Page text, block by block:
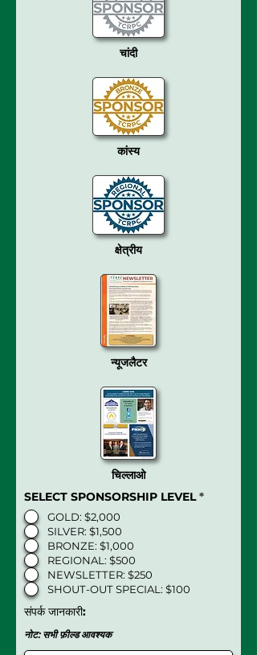
चांदी
कांस्य
क्षेत्रीय
न्यूजलैटर
चिल्लाओ
SELECT SPONSORSHIP LEVEL *
GOLD: $2,000
SILVER: $1,500
BRONZE: $1,000
REGIONAL: $500
NEWSLETTER: $250
SHOUT-OUT SPECIAL: $100
संपर्क जानकारी:
नोट: सभी फ़ील्ड आवश्यक